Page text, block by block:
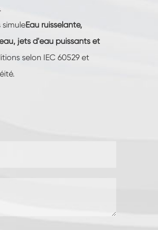
Eau ruisselante,
jets d'eau puissants et
selon IEC 60529 et